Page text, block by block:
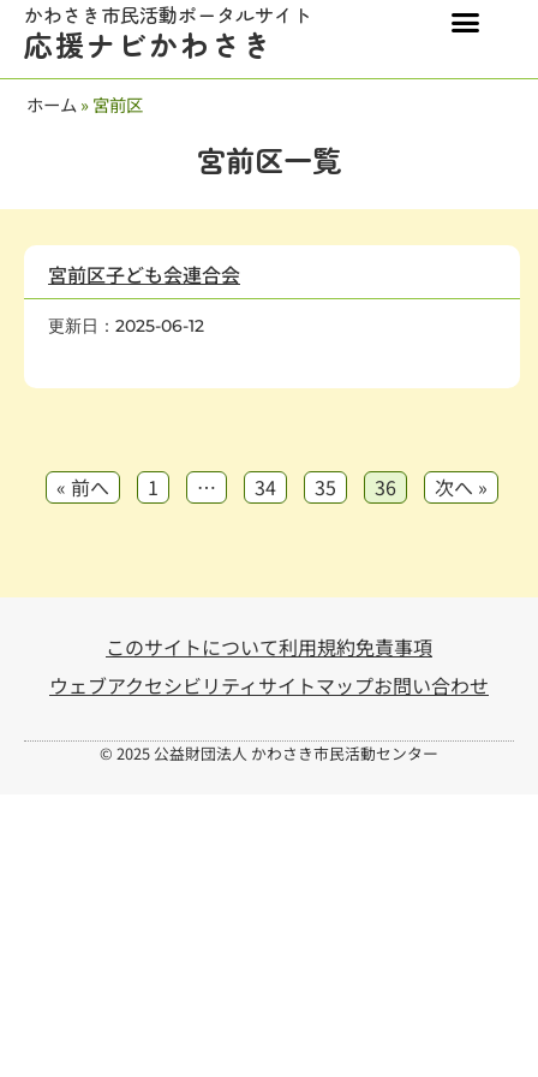
かわさき市民活動ポータルサイト
応援ナビかわさき
ホーム »宮前区
宮前区一覧
宮前区子ども会連合会
更新日：2025-06-12
« 前へ 1 … 34 35 36 次へ »
このサイトについて利用規約免責事項
ウェブアクセシビリティサイトマップお問い合わせ
© 2025 公益財団法人 かわさき市民活動センター